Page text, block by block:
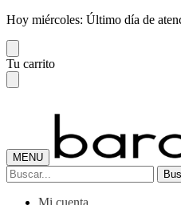
Hoy miércoles: Último día de
Skip
to
navigation
Skip
to
content
Tu carrito
MENU
Buscar
por:
Mi cuenta